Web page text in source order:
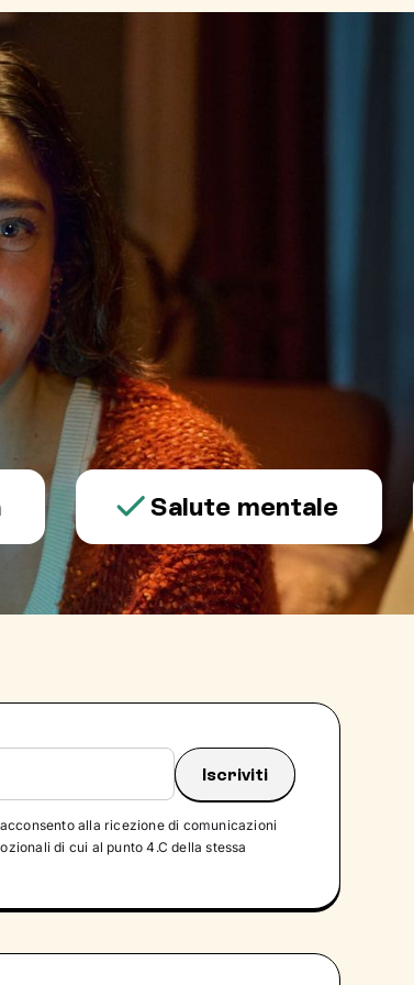
Salute mentale
acconsento alla ricezione di comunicazioni
di cui al punto 4.C della stessa